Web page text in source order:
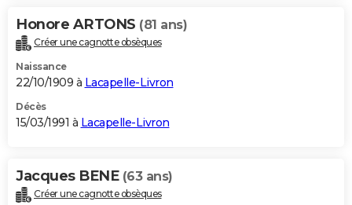
Honore ARTONS (81 ans)
Créer une cagnotte obsèques
Naissance
22/10/1909 à Lacapelle-Livron
Décès
15/03/1991 à Lacapelle-Livron
Jacques BENE (63 ans)
Créer une cagnotte obsèques